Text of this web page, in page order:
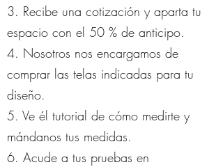
3. Recibe una cotización y aparta tu
espacio con el 50 % de anticipo.
4. Nosotros nos encargamos de
comprar las telas indicadas para tu
diseño.
5. Ve él tutorial de cómo medirte y
mándanos tus medidas.
6. Acude a tus pruebas en